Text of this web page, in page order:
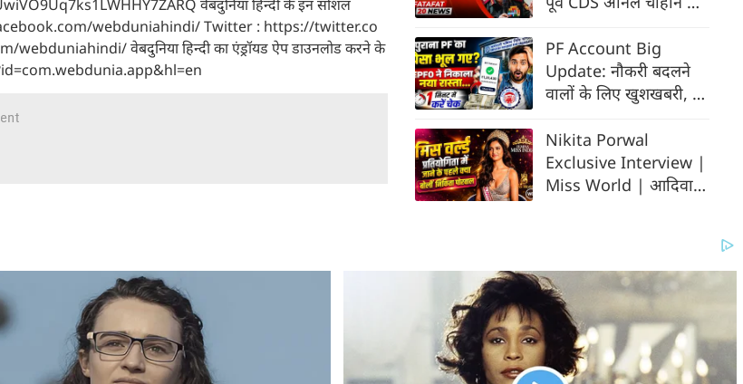
वेबदुनिया हिन्दी के इन सोशल
webduniahindi/ Twitter : https://twitter.co
वेबदुनिया हिन्दी का एंड्रॉयड ऐप डाउनलोड करने के
PF Account Big
Update: नौकरी बदलने
वालों के लिए खुशखबरी, 1
की पूरी डिटेल
Nikita Porwal
Exclusive Interview |
Miss World | आदिवासी